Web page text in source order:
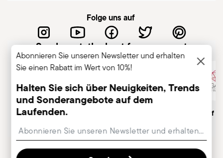
Folge uns auf
Sambonet, the best for you guest
Italienisches
Member of
Abonnieren Sie unseren Newsletter und erhalten
Sie einen Rabatt im Wert von 10%!
Halten Sie sich über Neuigkeiten, Trends
und Sonderangebote auf dem
Laufenden.